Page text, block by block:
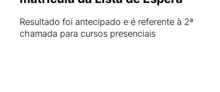
Resultado foi antecipado e é referente à 2ª
chamada para cursos presenciais